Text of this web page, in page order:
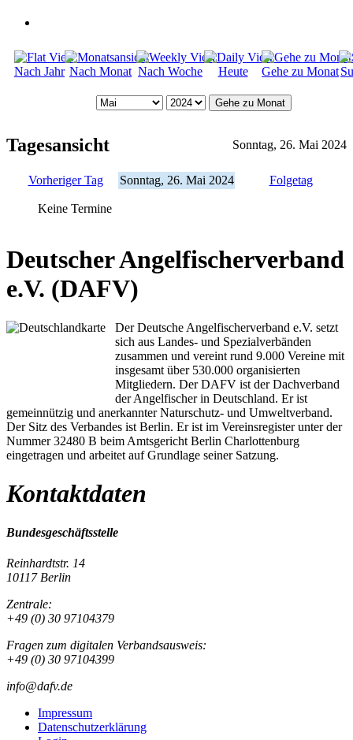
Nach Jahr Nach Monat Nach Woche Heute Gehe zu Monat
Gehe zu Monat
Tagesansicht Sonntag, 26. Mai 2024
Vorheriger Tag Sonntag, 26. Mai 2024 Folgetag
Keine Termine
Deutscher Angelfischerverband
e.V. (DAFV)
Der Deutsche Angelfischerverband e.V. setzt
sich aus Landes- und Spezialverbänden
zusammen und vereint rund 9.000 Vereine mit
insgesamt über 530.000 organisierten
Mitgliedern. Der DAFV ist der Dachverband
der Angelfischer in Deutschland. Er ist
gemeinnützig und anerkannter Naturschutz- und Umweltverband.
Der Sitz des Verbandes ist Berlin. Er ist im Vereinsregister unter der
Nummer 32480 B beim Amtsgericht Berlin Charlottenburg
eingetragen und arbeitet auf Grundlage seiner Satzung.
Kontaktdaten
Bundesgeschäftsstelle
Reinhardtstr. 14
10117 Berlin
Zentrale:
+49 (0) 30 97104379
Fragen zum digitalen Verbandsausweis:
+49 (0) 30 97104399
info@dafv.de
Impressum
Datenschutzerklärung